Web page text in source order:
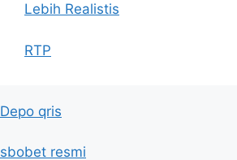
Lebih Realistis
RTP
Depo qris
sbobet resmi